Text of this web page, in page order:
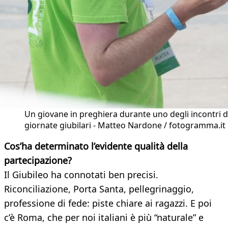
Un giovane in preghiera durante uno degli incontri
giornate giubilari - Matteo Nardone / fotogramma.it
Cos’ha determinato l’evidente qualità della
partecipazione?
Il Giubileo ha connotati ben precisi.
Riconciliazione, Porta Santa, pellegrinaggio,
professione di fede: piste chiare ai ragazzi. E poi
c’è Roma, che per noi italiani è più “naturale” e